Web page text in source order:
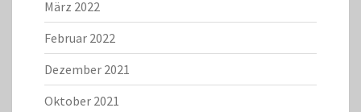
März 2022
Februar 2022
Dezember 2021
Oktober 2021